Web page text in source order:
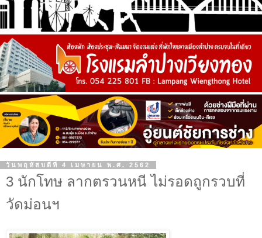
วันพฤหัสบดีที่ 4 เมษายน พ.ศ. 2562
3 นักโทษ ลากตรวนหนี ไม่รอดถูกรวบที่
วัดม่อนฯ